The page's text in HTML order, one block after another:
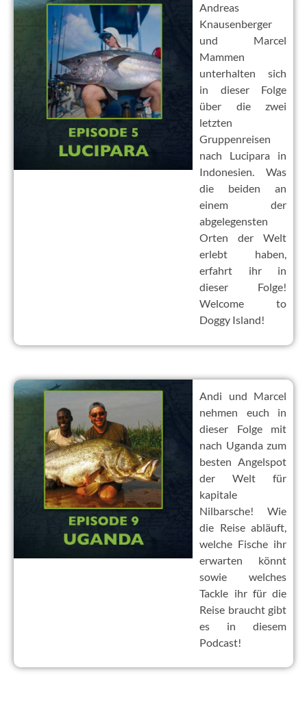
Andreas
Knausenberger
und Marcel
Mammen
unterhalten sich
in dieser Folge
über die zwei
letzten
Gruppenreisen
nach Lucipara in
Indonesien. Was
die beiden an
einem der
abgelegensten
Orten der Welt
erlebt haben,
erfahrt ihr in
dieser Folge!
Welcome to
Doggy Island!
Andi und Marcel
nehmen euch in
dieser Folge mit
nach Uganda zum
besten Angelspot
der Welt für
kapitale
Nilbarsche! Wie
die Reise abläuft,
welche Fische ihr
erwarten könnt
sowie welches
Tackle ihr für die
Reise braucht gibt
es in diesem
Podcast!